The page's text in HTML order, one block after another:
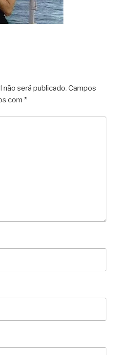
será publicado. Campos
com *